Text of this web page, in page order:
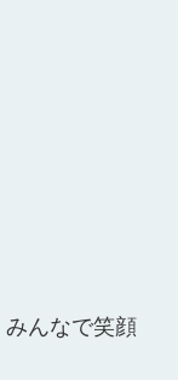
んなで笑顔